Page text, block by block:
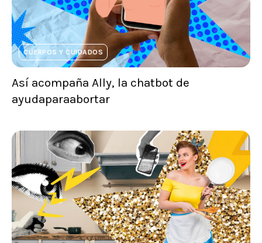
CUERPOS Y CUIDADOS
Así acompaña Ally, la chatbot de
ayudaparaabortar